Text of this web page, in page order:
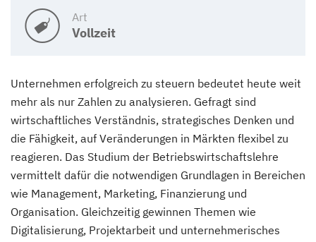
Art
Vollzeit
Unternehmen erfolgreich zu steuern bedeutet heute weit
mehr als nur Zahlen zu analysieren. Gefragt sind
wirtschaftliches Verständnis, strategisches Denken und
die Fähigkeit, auf Veränderungen in Märkten flexibel zu
reagieren. Das Studium der Betriebswirtschaftslehre
vermittelt dafür die notwendigen Grundlagen in Bereichen
wie Management, Marketing, Finanzierung und
Organisation. Gleichzeitig gewinnen Themen wie
Digitalisierung, Projektarbeit und unternehmerisches